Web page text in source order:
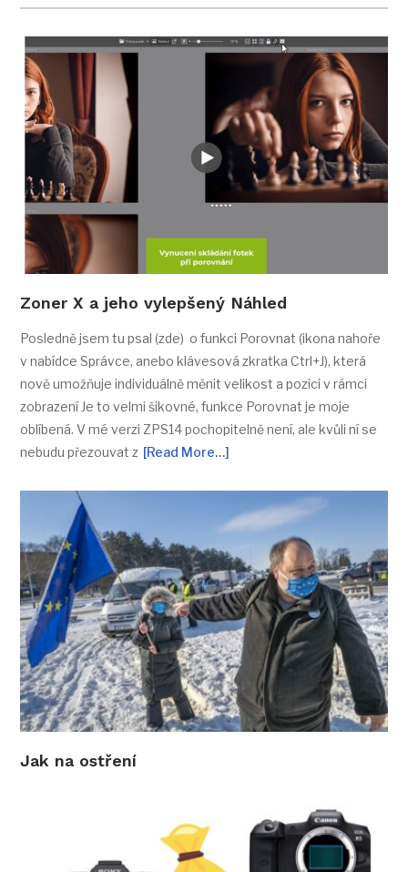
Zoner X a jeho vylepšený Náhled
Posledně jsem tu psal (zde) o funkci Porovnat (ikona nahoře
v nabídce Správce, anebo klávesová zkratka Ctrl+J), která
nově umožňuje individuálně měnit velikost a pozici v rámci
zobrazení Je to velmi šikovné, funkce Porovnat je moje
oblíbená. V mé verzi ZPS14 pochopitelně není, ale kvůli ní se
nebudu přezouvat z [Read More…]
Jak na ostření